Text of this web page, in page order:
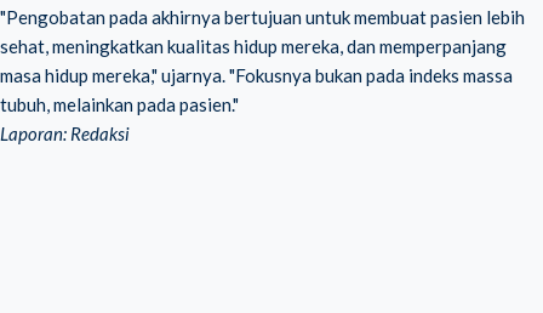
"Pengobatan pada akhirnya bertujuan untuk membuat pasien lebih
sehat, meningkatkan kualitas hidup mereka, dan memperpanjang
masa hidup mereka," ujarnya. "Fokusnya bukan pada indeks massa
tubuh, melainkan pada pasien."
Laporan: Redaksi